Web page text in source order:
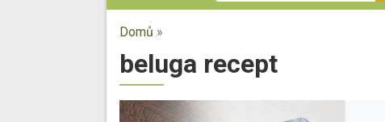
Domů »
beluga recept